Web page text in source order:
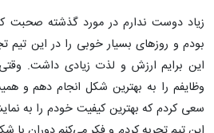
بودم و روزهای بسیار خوبی را در این تیم
این برایم ارزش و لذت زیادی داشت.
وظایفم را به بهترین شکل انجام دهم و